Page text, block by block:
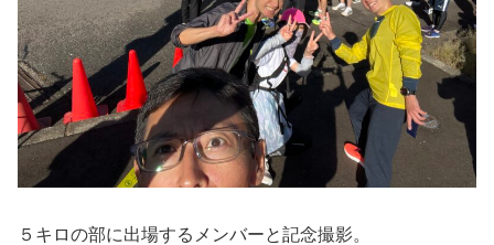
５キロの部に出場するメンバーと記念撮影。